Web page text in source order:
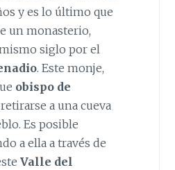
y es lo último que
un monasterio,
siglo por el
. Este monje,
obispo de
a una cueva
Es posible
a ella a través de
Valle del